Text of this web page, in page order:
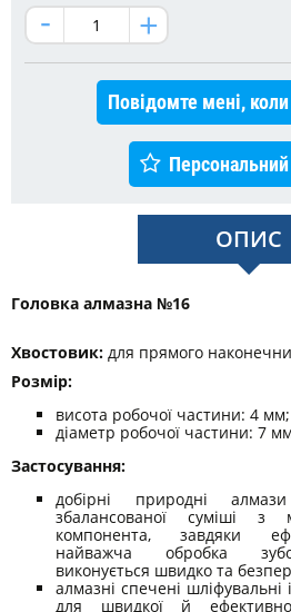
Повідомте мені, коли
Персональний
ОПИС
Головка алмазна №16
Хвостовик: для прямого
Розмір:
висота робочої частини: 4 мм;
діаметр робочої частини: 7
Застосування:
добірні природні
збалансованої суміші з
компонента, завдяки
найважча обробка
виконується швидко та
алмазні спечені шліфувальні
для швидкої й